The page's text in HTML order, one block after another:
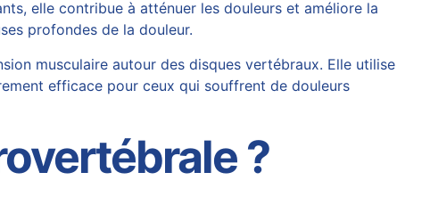
elle contribue à atténuer les douleurs et améliore la
profondes de la douleur.
musculaire autour des disques vertébraux. Elle utilise
efficace pour ceux qui souffrent dedouleurs
?